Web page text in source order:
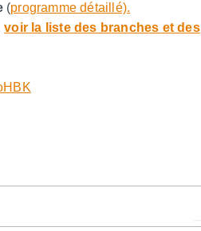
(programme détaillé).
voir la liste des branches et des